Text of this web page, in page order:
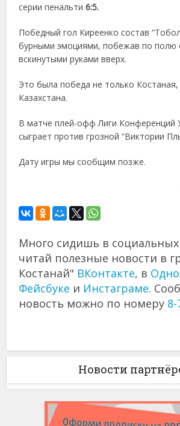
серии пенальти6:5.
Победный гол Киреенко состав
бурными эмоциями, побежав по полю
вскинутыми руками вверх.
Это была победа не только Костаная,
Казахстана.
В матче плей-офф Лиги Конференций
сыграет против грозной “Виктории
Дату игры мы сообщим позже.
Много сидишь в социальных
читай полезные новости в
Костанай" ВКонтакте, в
Фейсбуке и Инстаграме.
новость можно по номеру
Новости